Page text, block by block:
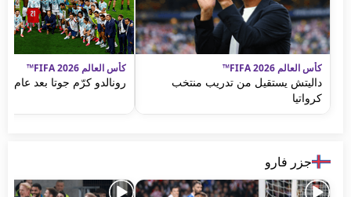
كأس العالم FIFA 2026™
داليتش يستقيل من تدريب منتخب
كرواتيا
كأس العالم FIFA 2026™
رونالدو كرّم جوتا بعد عام
جزر فارو